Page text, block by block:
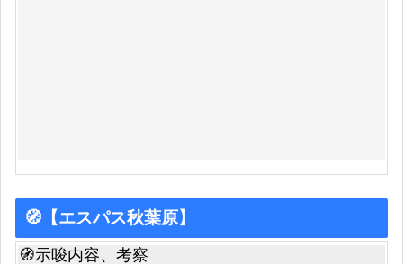
🧭【エスパス秋葉原】
🧭示唆内容、考察